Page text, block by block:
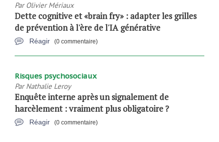
Par Olivier Mériaux
Dette cognitive et «brain fry» : adapter les grilles
de prévention à l'ère de l'IA générative
Réagir (0 commentaire)
Risques psychosociaux
ParNathalie Leroy
Enquête interne après un signalement de
harcèlement : vraiment plus obligatoire ?
Réagir (0 commentaire)